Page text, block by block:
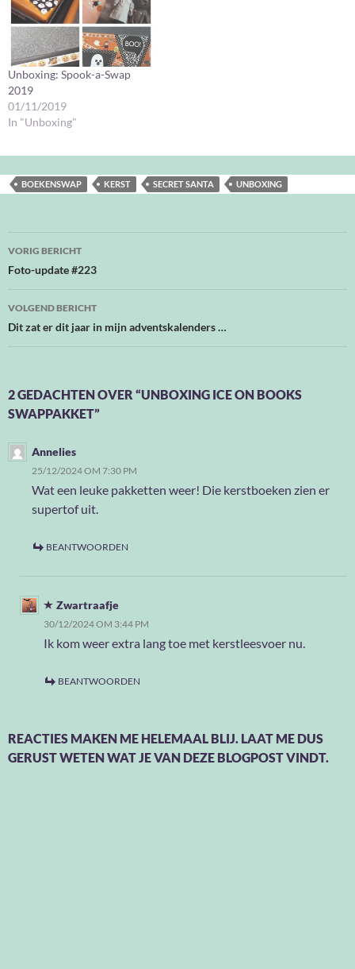
Unboxing: Spook-a-Swap
2019
01/11/2019
In "Unboxing"
BOEKENSWAP KERST SECRET SANTA UNBOXING
Bericht
navigatie
VORIG BERICHT
Foto-update #223
VOLGEND BERICHT
Dit zat er dit jaar in mijn adventskalenders …
2 GEDACHTEN OVER “UNBOXING ICE ON BOOKS
SWAPPAKKET”
Annelies
25/12/2024 OM 7:30 PM
Wat een leuke pakketten weer! Die kerstboeken zien er
supertof uit.
BEANTWOORDEN
Zwartraafje
30/12/2024 OM 3:44 PM
Ik kom weer extra lang toe met kerstleesvoer nu.
BEANTWOORDEN
REACTIES MAKEN ME HELEMAAL BLIJ. LAAT ME DUS
GERUST WETEN WAT JE VAN DEZE BLOGPOST VINDT.